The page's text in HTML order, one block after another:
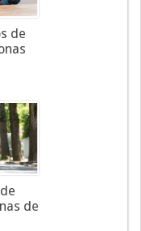
de
de